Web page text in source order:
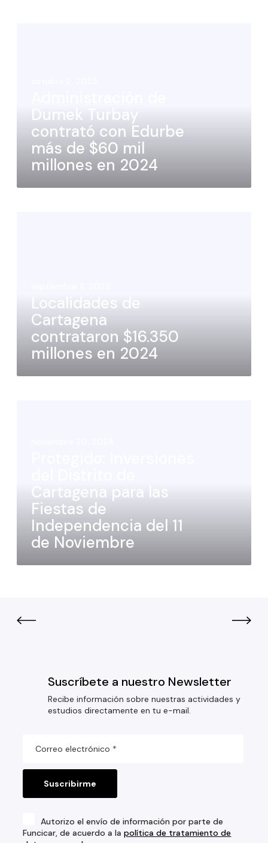
Dumek Turbay
contrató con Edurbe
más de $60 mil
millones en 2024
Localidades de
Cartagena
contrataron $16.350
millones en 2024
Cartagena para las
Fiestas de
Independencia del 11
de Noviembre
Suscríbete a nuestro Newsletter
Recibe información sobre nuestras actividades y
estudios directamente en tu e-mail.
Autorizo el envío de información por parte de
Funcicar, de acuerdo a lapolítica de tratamiento de